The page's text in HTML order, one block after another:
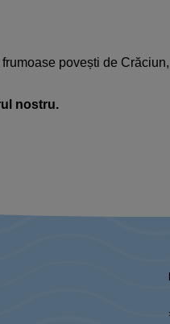
povești de
nostru.